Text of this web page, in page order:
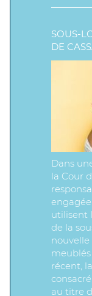
SOUS-
DE
Dans
la Cour
utilisent
de la
récent,
au titre